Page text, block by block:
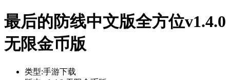
最后的防线中文版全方位v1.4.0
无限金币版
类型:手游下载